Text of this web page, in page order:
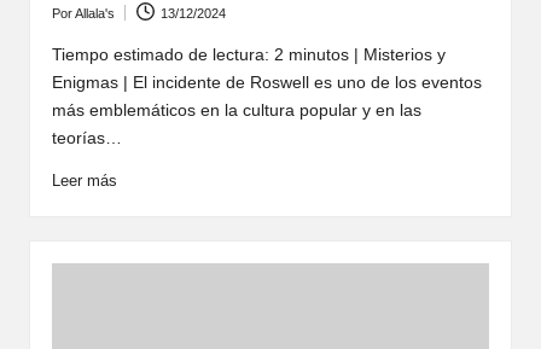
por
PorAllala's 13/12/2024
Tiempo estimado de lectura: 2 minutos | Misterios y
Enigmas | El incidente de Roswell es uno de los eventos
más emblemáticos en la cultura popular y en las
teorías…
Leer más